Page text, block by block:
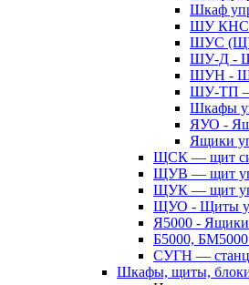
Шкаф
ШУ КНС —
ШУС
ШУ-Д -
ШУН -
ШУ-ТП —
Шкафы
ЯУО -
Ящики
ЩСК — щит
ЩУВ — щит
ЩУК — щит
ЩУО - Щиты
Я5000 - Ящики
Б5000,
СУГН —
Шкафы, щиты, блоки,